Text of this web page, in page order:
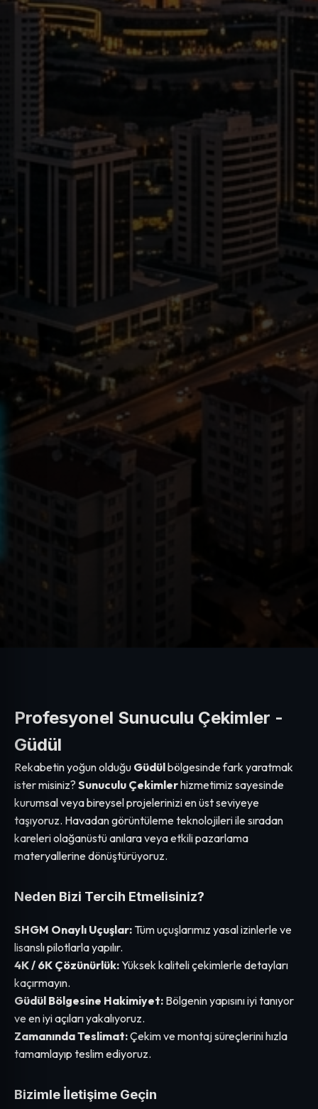
Profesyonel Sunuculu Çekimler -
Güdül
Rekabetin yoğun olduğu Güdülbölgesinde fark yaratmak
ister misiniz? Sunuculu Çekimlerhizmetimiz sayesinde
kurumsal veya bireysel projelerinizi en üst seviyeye
taşıyoruz. Havadan görüntüleme teknolojileri ile sıradan
kareleri olağanüstü anılara veya etkili pazarlama
materyallerine dönüştürüyoruz.
Neden Bizi Tercih Etmelisiniz?
SHGM Onaylı Uçuşlar: Tüm uçuşlarımız yasal izinlerle ve
lisanslı pilotlarla yapılır.
4K / 6K Çözünürlük:Yüksek kaliteli çekimlerle detayları
kaçırmayın.
Güdül Bölgesine Hakimiyet: Bölgenin yapısını iyi tanıyor
ve en iyi açıları yakalıyoruz.
Zamanında Teslimat:Çekim ve montaj süreçlerini hızla
tamamlayıp teslim ediyoruz.
Bizimle İletişime Geçin